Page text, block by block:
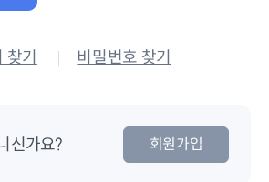
기 비밀번호 찾기
신가요? 회원가입